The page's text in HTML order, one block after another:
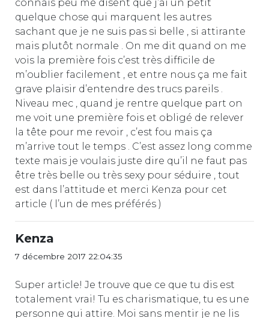
connais peu me disent que j’ai un petit
quelque chose qui marquent les autres
sachant que je ne suis pas si belle , si attirante
mais plutôt normale . On me dit quand on me
vois la première fois c’est très difficile de
m’oublier facilement , et entre nous ça me fait
grave plaisir d’entendre des trucs pareils .
Niveau mec , quand je rentre quelque part on
me voit une première fois et obligé de relever
la tête pour me revoir , c’est fou mais ça
m’arrive tout le temps . C’est assez long comme
texte mais je voulais juste dire qu’il ne faut pas
être très belle ou très sexy pour séduire , tout
est dans l’attitude et merci Kenza pour cet
article ( l’un de mes préférés )
Kenza
7 décembre 2017 22:04:35
Super article! Je trouve que ce que tu dis est
totalement vrai! Tu es charismatique, tu es une
personne qui attire. Moi sans mentir je ne lis